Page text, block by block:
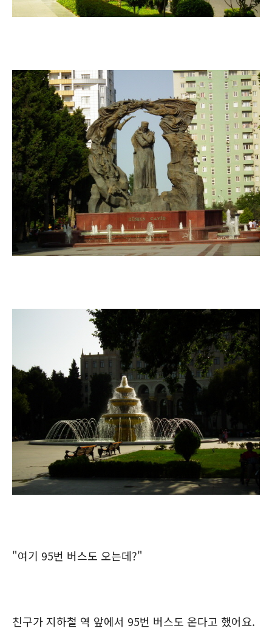
"여기 95번 버스도 오는데?"
친구가 지하철 역 앞에서 95번 버스도 온다고 했어요.